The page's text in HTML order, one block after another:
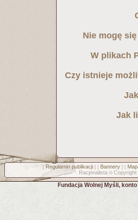
Nie mogę
W plikach
Czy istnieje
Jak
[ Regulamin publikacji] [ Bannery] [
Racjonalista © Copyright
Fundacja Wolnej Myśli,